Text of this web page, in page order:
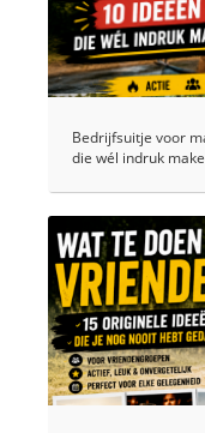
Bedrijfsuitje voor
die wél indruk